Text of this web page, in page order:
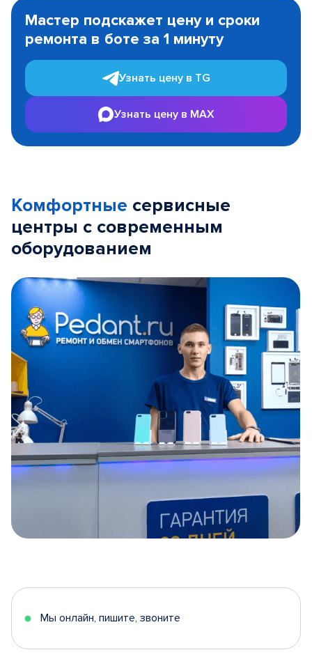
1
Мастер подскажет цену и сроки
ремонта в боте за 1 минуту
Узнать цену в TG
Узнать цену в MAX
Комфортные сервисные
центры с современным
оборудованием
5
Мы онлайн, пишите, звоните